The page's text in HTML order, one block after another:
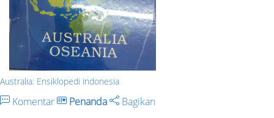
Australia: Ensiklopedi indonesia
Komentar Penanda Bagikan